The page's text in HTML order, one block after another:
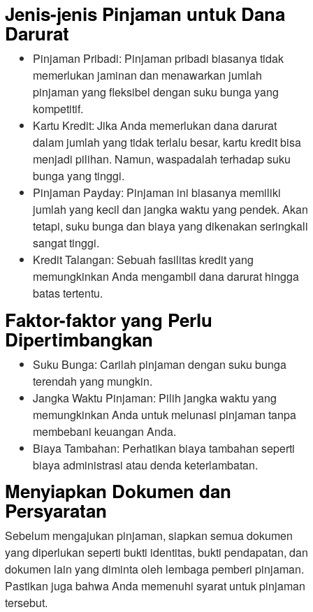
Jenis-jenis Pinjaman untuk Dana
Darurat
Pinjaman Pribadi: Pinjaman pribadi biasanya tidak
memerlukan jaminan dan menawarkan jumlah
pinjaman yang fleksibel dengan suku bunga yang
kompetitif.
Kartu Kredit: Jika Anda memerlukan dana darurat
dalam jumlah yang tidak terlalu besar, kartu kredit bisa
menjadi pilihan. Namun, waspadalah terhadap suku
bunga yang tinggi.
Pinjaman Payday: Pinjaman ini biasanya memiliki
jumlah yang kecil dan jangka waktu yang pendek. Akan
tetapi, suku bunga dan biaya yang dikenakan seringkali
sangat tinggi.
Kredit Talangan: Sebuah fasilitas kredit yang
memungkinkan Anda mengambil dana darurat hingga
batas tertentu.
Faktor-faktor yang Perlu
Dipertimbangkan
Suku Bunga: Carilah pinjaman dengan suku bunga
terendah yang mungkin.
Jangka Waktu Pinjaman: Pilih jangka waktu yang
memungkinkan Anda untuk melunasi pinjaman tanpa
membebani keuangan Anda.
Biaya Tambahan: Perhatikan biaya tambahan seperti
biaya administrasi atau denda keterlambatan.
Menyiapkan Dokumen dan
Persyaratan
Sebelum mengajukan pinjaman, siapkan semua dokumen
yang diperlukan seperti bukti identitas, bukti pendapatan, dan
dokumen lain yang diminta oleh lembaga pemberi pinjaman.
Pastikan juga bahwa Anda memenuhi syarat untuk pinjaman
tersebut.